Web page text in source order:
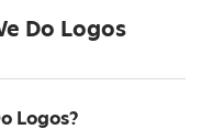
Do Logos
Logos?